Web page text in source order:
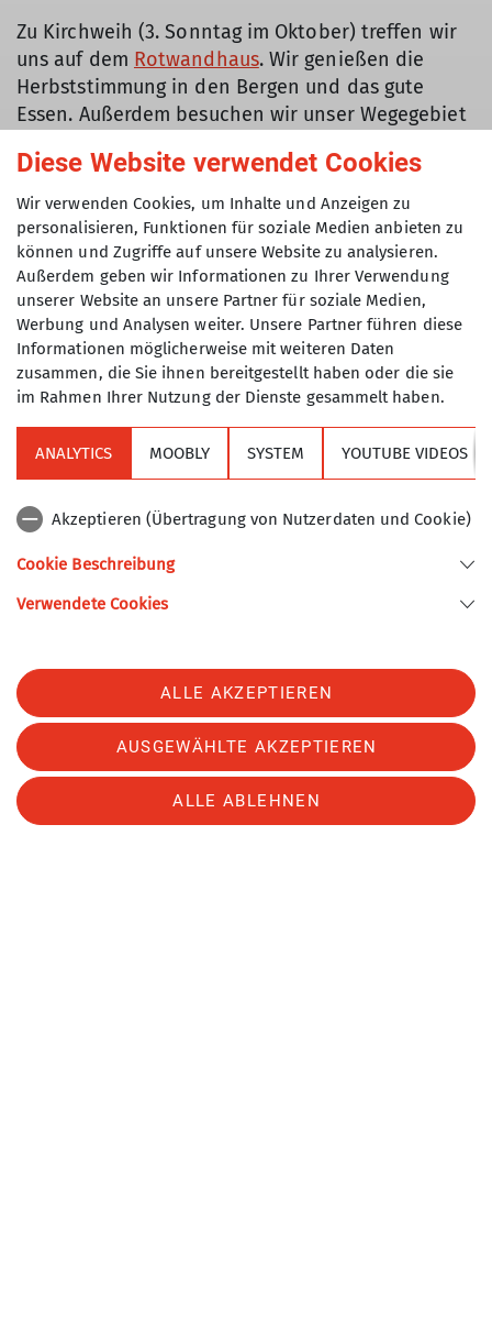
Zu Kirchweih (3. Sonntag im Oktober) treffen wir
uns auf dem Rotwandhaus. Wir genießen die
Herbststimmung in den Bergen und das gute
Essen. Außerdem besuchen wir unser Wegegebiet
Edelweißfest in München.
Im Dezember machen wir ein kleines
Adventstreffen auf dem Monopteros.
Die genauen Termine - auch von unseren
Sektionsabenden- findet ihr imSommer- bzw.
Winterprogramm.
Allgemeine Veranstaltungen
Herbstarbeitsdienst auf der Plenkalm
10.10.2026
Organisation Günter Lang
Diese Website verwendet Cookies
Wir verwenden Cookies, um Inhalte und Anzeigen zu
personalisieren, Funktionen für soziale Medien anbieten zu
können und Zugriffe auf unsere Website zu analysieren.
Außerdem geben wir Informationen zu Ihrer Verwendung
unserer Website an unsere Partner für soziale Medien,
Werbung und Analysen weiter. Unsere Partner führen diese
Informationen möglicherweise mit weiteren Daten
zusammen, die Sie ihnen bereitgestellt haben oder die sie
im Rahmen Ihrer Nutzung der Dienste gesammelt haben.
ANALYTICS MOOBLY SYSTEM YOUTUBE VIDEOS
Akzeptieren (Übertragung von Nutzerdaten und Cookie)
Cookie Beschreibung
Verwendete Cookies
ALLE AKZEPTIEREN
AUSGEWÄHLTE AKZEPTIEREN
ALLE ABLEHNEN